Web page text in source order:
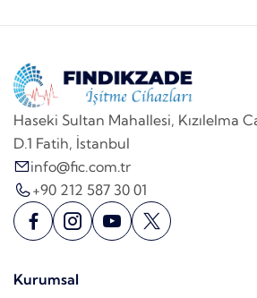
Haseki Sultan Mahallesi, Kızılelma
D.1 Fatih, İstanbul
info@fic.com.tr
+90 212 587 30 01
Kurumsal